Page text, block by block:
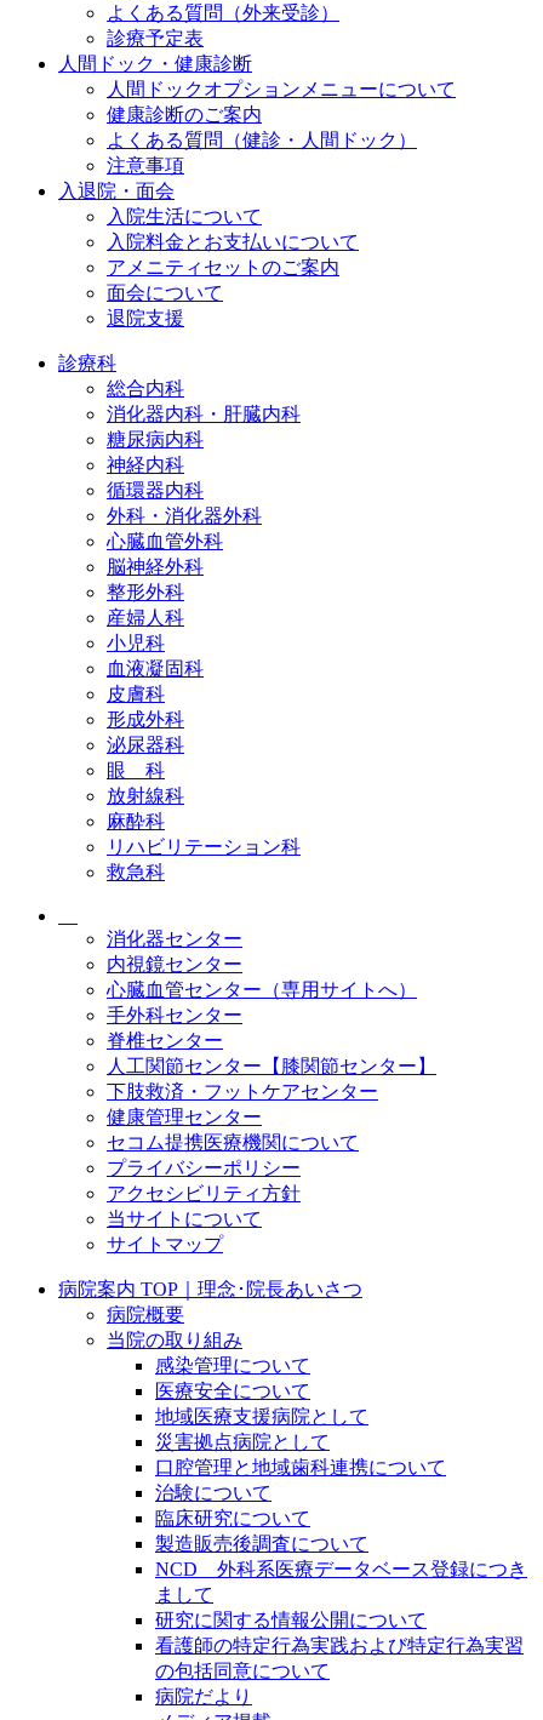
よくある質問（外来受診）
診療予定表
人間ドック・健康診断
人間ドックオプションメニューについて
健康診断のご案内
よくある質問（健診・人間ドック）
注意事項
入退院・面会
入院生活について
入院料金とお支払いについて
アメニティセットのご案内
面会について
退院支援
診療科
総合内科
消化器内科・肝臓内科
糖尿病内科
神経内科
循環器内科
外科・消化器外科
心臓血管外科
脳神経外科
整形外科
産婦人科
小児科
血液凝固科
皮膚科
形成外科
泌尿器科
眼 科
放射線科
麻酔科
リハビリテーション科
救急科
消化器センター
内視鏡センター
心臓血管センター（専用サイトへ）
手外科センター
脊椎センター
人工関節センター【膝関節センター】
下肢救済・フットケアセンター
健康管理センター
セコム提携医療機関について
プライバシーポリシー
アクセシビリティ方針
当サイトについて
サイトマップ
病院案内 TOP｜理念･院長あいさつ
病院概要
当院の取り組み
感染管理について
医療安全について
地域医療支援病院として
災害拠点病院として
口腔管理と地域歯科連携について
治験について
臨床研究について
製造販売後調査について
NCD 外科系医療データベース登録につき
まして
研究に関する情報公開について
看護師の特定行為実践および特定行為実習
の包括同意について
病院だより